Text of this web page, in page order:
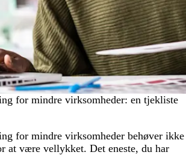
for mindre virksomheder: en tjekliste
for mindre virksomheder behøver ikke
at være vellykket. Det eneste, du har